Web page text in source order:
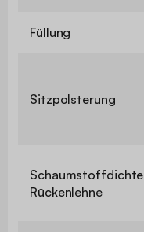
Füllung
Sitzpolsterung
Schaumstoffdichte
Rückenlehne